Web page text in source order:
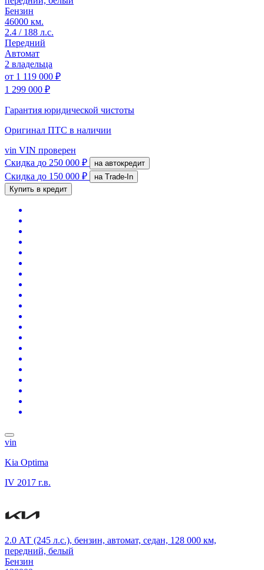
Бензин
46000 км.
2.4 / 188 л.с.
Передний
Автомат
2 владельца
от 1 119 000 ₽
1 299 000 ₽
Гарантия юридической чистоты
Оригинал ПТС в наличии
vin VIN проверен
Скидка до 250 000 ₽ на автокредит
Скидка до 150 000 ₽
на Trade-In
Купить в кредит
vin
Kia Optima
IV 2017 г.в.
2.0 АТ (245 л.с.), бензин, автомат, седан, 128 000 км,
передний, белый
Бензин